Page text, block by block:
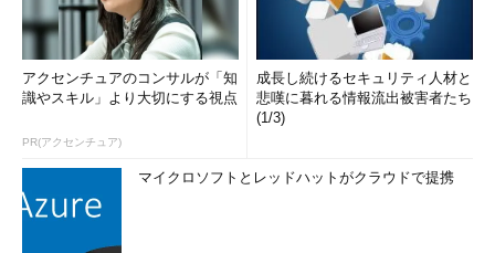
アクセンチュアのコンサルが「知
識やスキル」より大切にする視点
PR(アクセンチュア)
成長し続けるセキュリティ人材と
悲嘆に暮れる情報流出被害者たち
(1/3)
マイクロソフトとレッドハットがクラウドで提携